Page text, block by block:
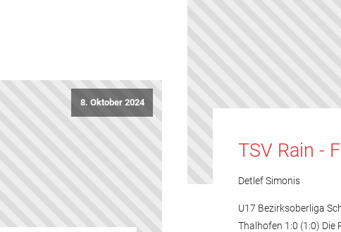
8. Oktober 2024
TSV Rain -
Detlef Simonis
U17 Bezirksoberliga
Thalhofen 1:0 (1:0) Die